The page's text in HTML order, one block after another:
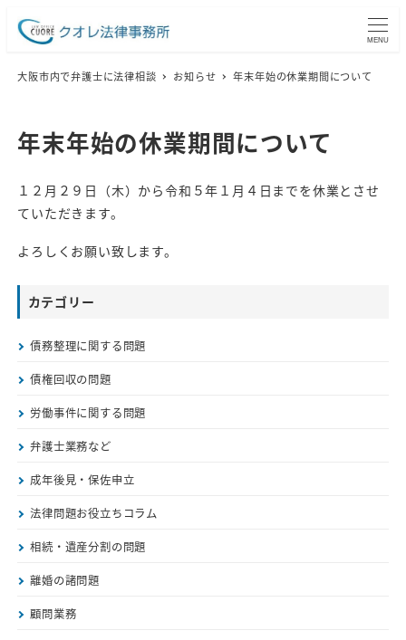
MENU
大阪市内で弁護士に法律相談 お知らせ 年末年始の休業期間について
年末年始の休業期間について
１２月２９日（木）から令和５年１月４日までを休業とさせ
ていただきます。
よろしくお願い致します。
カテゴリー
債務整理に関する問題
債権回収の問題
労働事件に関する問題
弁護士業務など
成年後見・保佐申立
法律問題お役立ちコラム
相続・遺産分割の問題
離婚の諸問題
顧問業務